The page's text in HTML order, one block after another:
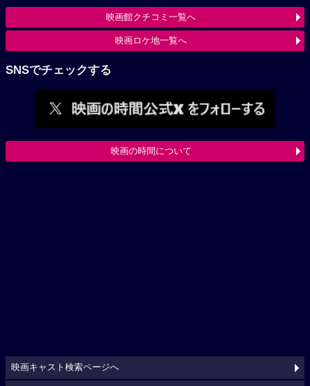
映画館クチコミ一覧へ
映画ロケ地一覧へ
SNSでチェックする
映画の時間について
映画キャスト検索ページへ